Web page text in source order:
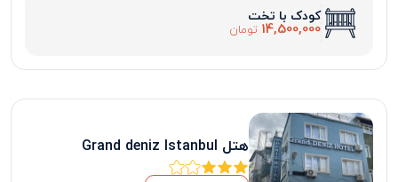
کودک با تخت
14,500,000 تومان
هتل Grand deniz Istanbul